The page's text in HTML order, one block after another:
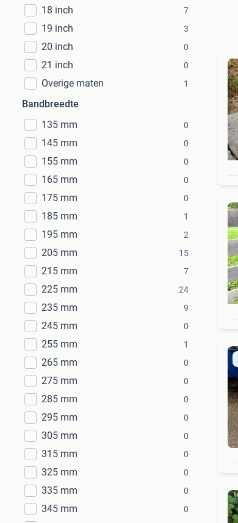
18 inch 7
19 inch 3
20 inch 0
21 inch 0
Overige maten 1
Bandbreedte
135 mm
0
145 mm 0
155 mm 0
165 mm 0
175 mm 0
185 mm 1
195 mm 2
205 mm 15
215 mm 7
225 mm 24
235 mm 9
245 mm 0
255 mm 1
265 mm 0
275 mm 0
285 mm 0
295 mm 0
305 mm 0
315 mm 0
325 mm 0
335 mm 0
345 mm 0